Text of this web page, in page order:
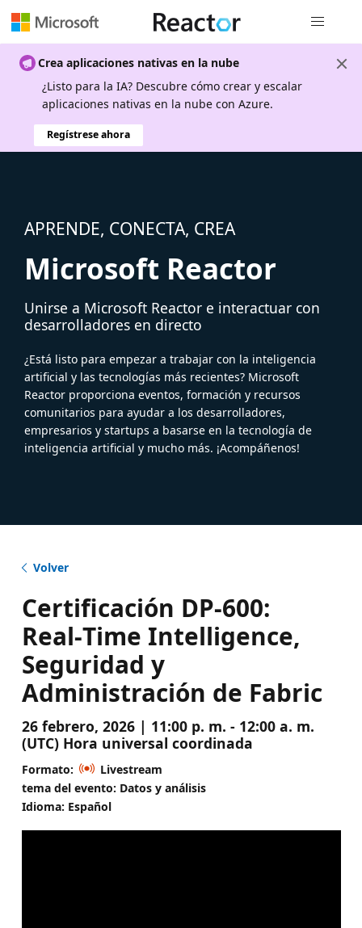
Crea aplicaciones nativas en la nube
¿Listo para la IA? Descubre cómo crear y escalar
aplicaciones nativas en la nube con Azure.
Regístrese ahora
APRENDE, CONECTA, CREA
Microsoft Reactor
Unirse a Microsoft Reactor e interactuar con
desarrolladores en directo
¿Está listo para empezar a trabajar con la inteligencia
artificial y las tecnologías más recientes? Microsoft
Reactor proporciona eventos, formación y recursos
comunitarios para ayudar a los desarrolladores,
empresarios y startups a basarse en la tecnología de
inteligencia artificial y mucho más. ¡Acompáñenos!
Volver
Certificación DP-600:
Real‑Time Intelligence,
Seguridad y
Administración de Fabric
26 febrero, 2026 | 11:00 p. m. - 12:00 a. m.
(UTC) Hora universal coordinada
Formato:
Livestream
tema del evento: Datos y análisis
Idioma: Español